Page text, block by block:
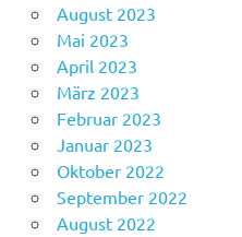
August 2023
Mai 2023
April 2023
März 2023
Februar 2023
Januar 2023
Oktober 2022
September 2022
August 2022